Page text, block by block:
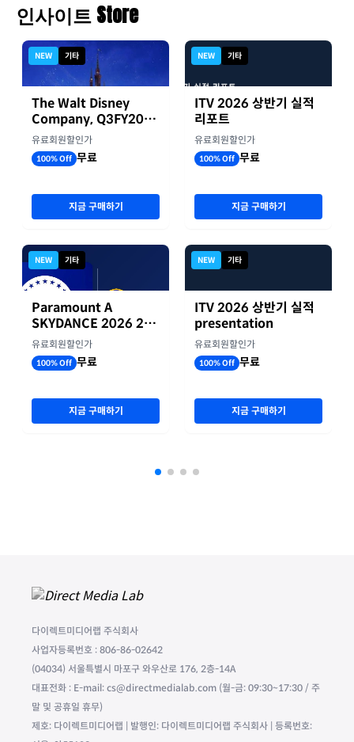
인사이트 Store
NEW 기타
The Walt Disney
Company, Q3FY2026
실적자료
유료회원할인가
100% Off 무료
지금 구매하기
NEW 기타
Paramount A
SKYDANCE 2026 2분
기 실적
유료회원할인가
100% Off 무료
지금 구매하기
NEW 기타
ITV 2026 상반기 실적
리포트
유료회원할인가
100% Off 무료
지금 구매하기
NEW 기타
ITV 2026 상반기 실적
presentation
유료회원할인가
100% Off 무료
지금 구매하기
다이렉트미디어랩 주식회사
사업자등록번호 : 806-86-02642
(04034) 서울특별시 마포구 와우산로 176, 2층-14A
대표전화 : E-mail: cs@directmedialab.com (월-금: 09:30~17:30 / 주
말 및 공휴일 휴무)
제호: 다이렉트미디어랩 | 발행인: 다이렉트미디어랩 주식회사 | 등록번호: